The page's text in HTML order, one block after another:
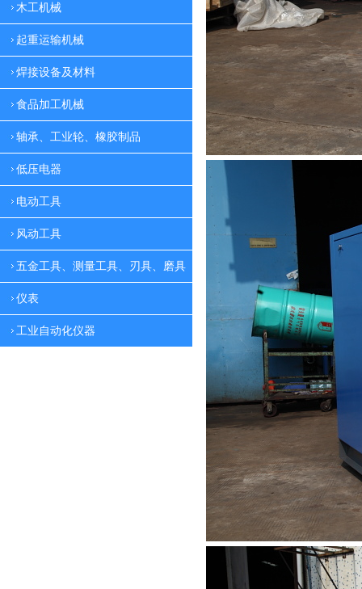
木工机械
起重运输机械
焊接设备及材料
食品加工机械
轴承、工业轮、橡胶制品
低压电器
电动工具
风动工具
五金工具、测量工具、刃具、磨具
仪表
工业自动化仪器